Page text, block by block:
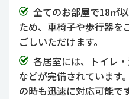
全てのお部屋で18㎡
ため、車椅子や歩行器を
ごしいただけます。
各居室には、トイレ
などが完備されています
の時も迅速に対応可能です